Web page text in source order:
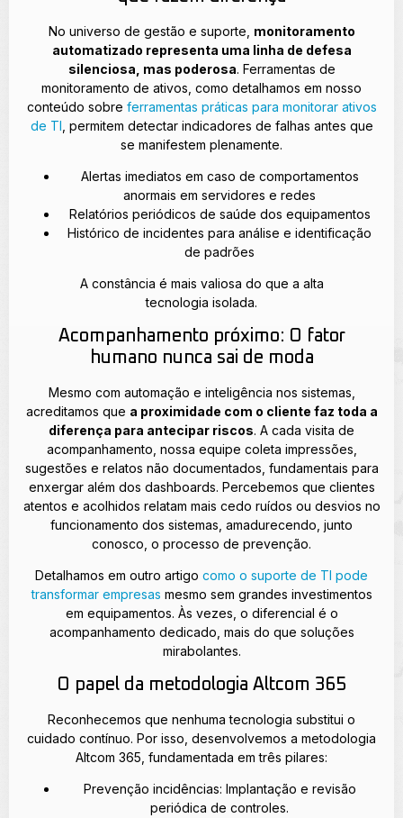
No universo de gestão e suporte, monitoramento
automatizado representa uma linha de defesa
silenciosa, mas poderosa. Ferramentas de
monitoramento de ativos, como detalhamos em nosso
conteúdo sobre ferramentas práticas para monitorar ativos
de TI , permitem detectar indicadores de falhas antes que
se manifestem plenamente.
Alertas imediatos em caso de comportamentos
anormais em servidores e redes
Relatórios periódicos de saúde dos equipamentos
Histórico de incidentes para análise e identificação
de padrões
A constância é mais valiosa do que a alta
tecnologia isolada.
Acompanhamento próximo: O fator
humano nunca sai de moda
Mesmo com automação e inteligência nos sistemas,
acreditamos que a proximidade com o cliente faz toda a
diferença para antecipar riscos. A cada visita de
acompanhamento, nossa equipe coleta impressões,
sugestões e relatos não documentados, fundamentais para
enxergar além dos dashboards. Percebemos que clientes
atentos e acolhidos relatam mais cedo ruídos ou desvios no
funcionamento dos sistemas, amadurecendo, junto
conosco, o processo de prevenção.
Detalhamos em outro artigo como o suporte de TI pode
transformar empresas mesmo sem grandes investimentos
em equipamentos. Às vezes, o diferencial é o
acompanhamento dedicado, mais do que soluções
mirabolantes.
O papel da metodologia Altcom 365
Reconhecemos que nenhuma tecnologia substitui o
cuidado contínuo. Por isso, desenvolvemos a metodologia
Altcom 365, fundamentada em três pilares:
Prevenção incidências: Implantação e revisão
periódica de controles.